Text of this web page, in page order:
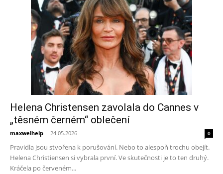
Helena Christensen zavolala do Cannes v
„těsném černém“ oblečení
maxwelhelp - 24.05.2026 0
Pravidla jsou stvořena k porušování. Nebo to alespoň trochu obejít.
Helena Christiensen si vybrala první. Ve skutečnosti je to ten druhý.
Kráčela po červeném...